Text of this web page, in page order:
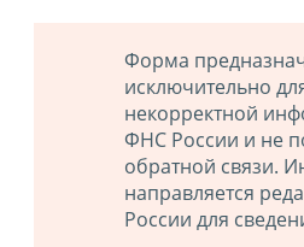
Форма
исключительно
некорректной
ФНС России и не
обратной связи.
направляется
России для